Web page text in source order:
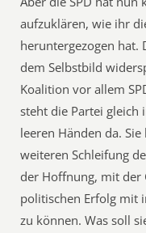
aufzuklären, wie ihr
heruntergezogen hat.
dem Selbstbild
Koalition vor allem
steht die Partei
leeren Händen da.
weiteren Schleifung
der Hoffnung, mit der
politischen Erfolg mit
zu können. Was soll